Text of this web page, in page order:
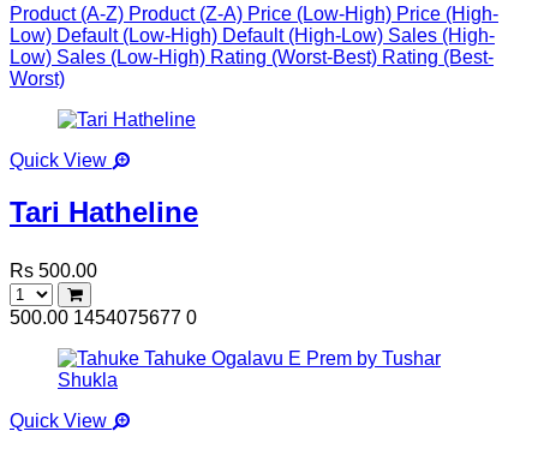
Product (A-Z) Product (Z-A) Price (Low-High) Price (High-
Low) Default (Low-High) Default (High-Low) Sales (High-
Low) Sales (Low-High) Rating (Worst-Best) Rating (Best-
Worst)
Quick View
Tari Hatheline
Rs 500.00
500.00 1454075677 0
Quick View